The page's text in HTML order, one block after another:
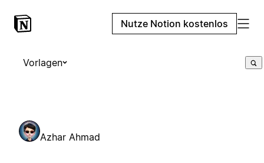
Nutze Notion kostenlos
Vorlagen
Azhar Ahmad